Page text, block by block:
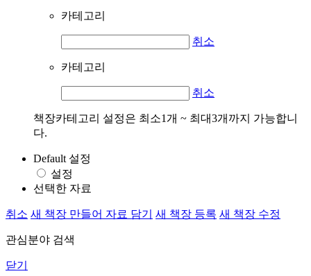
카테고리
취소
카테고리
취소
책장카테고리 설정은 최소1개 ~ 최대3개까지 가능합니
다.
Default 설정
설정
선택한 자료
취소 새 책장 만들어 자료 담기 새 책장 등록 새 책장 수정
관심분야 검색
닫기